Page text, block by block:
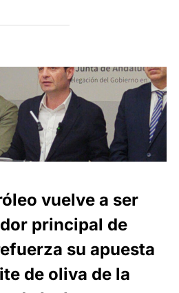
vuelve a ser
principal de
su apuesta
de oliva de la